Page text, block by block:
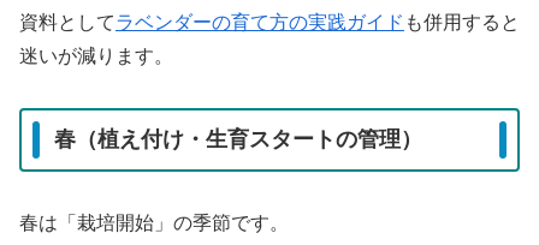
資料としてラベンダーの育て方の実践ガイド も併用すると
迷いが減ります。
春（植え付け・生育スタートの管理）
春は「栽培開始」の季節です。